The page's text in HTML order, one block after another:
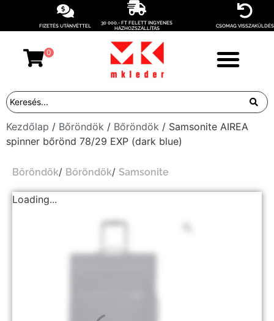
FIZETÉS UTÁNVÉTTEL
30 000,- FT FELETT INGYENES
HÁZHOZSZÁLLÍTÁS
CSOMAG VISSZAKÜLDÉS
0
Kezdőlap / Bőröndök / Bőröndök / Samsonite AIREA
spinner bőrönd 78/29 EXP (dark blue)
Bőröndök/ Bőröndök/ Samsonite
Loading...